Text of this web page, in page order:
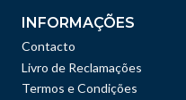
INFORMAÇÕES
Contacto
Livro de Reclamações
Termos e Condições